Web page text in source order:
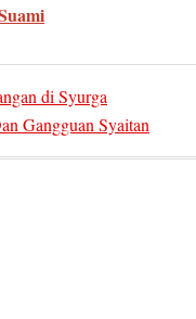
di Syurga
Gangguan Syaitan